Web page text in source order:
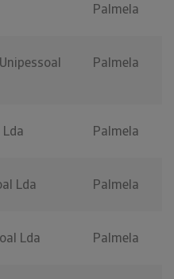
Palmela
Palmela
Palmela
Lda Palmela
Lda Palmela